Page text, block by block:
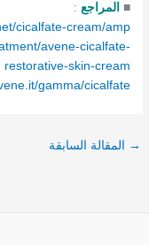
■ المراجع :
cicalfate-cream/amp
avene-cicalfate-
restorative-skin-cream
gamma/cicalfate
→ المقالة السابقة